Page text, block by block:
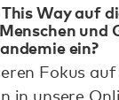
Way auf
und
ein?
Fokus
in unsere